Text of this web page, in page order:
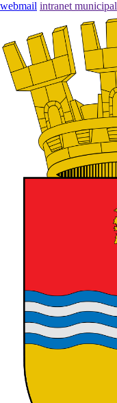
webmail intranet municipal